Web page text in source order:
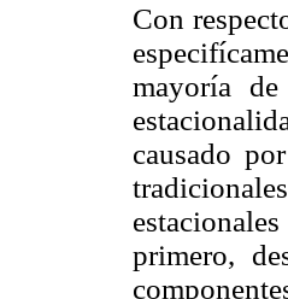
Con
mayoría
causado
primero,